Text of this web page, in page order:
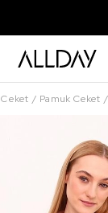
Ceket Pamuk Ceket